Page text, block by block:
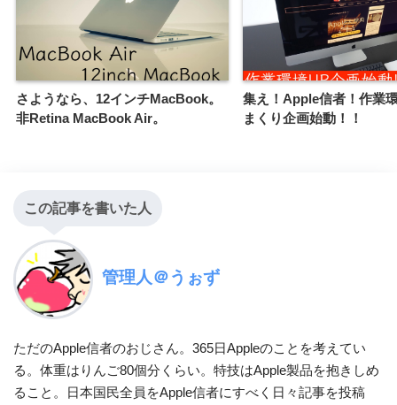
さようなら、12インチMacBook。
非Retina MacBook Air。
集え！Apple信者！作業
まくり企画始動！！
この記事を書いた人
管理人＠うぉず
ただのApple信者のおじさん。365日Appleのことを考えてい
る。体重はりんご80個分くらい。特技はApple製品を抱きしめ
ること。日本国民全員をApple信者にすべく日々記事を投稿